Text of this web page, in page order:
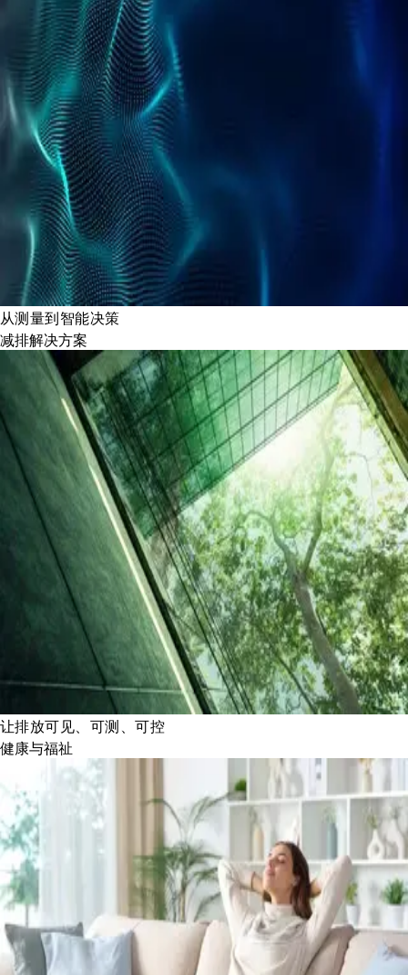
从测量到智能决策
减排解决方案
让排放可见、可测、可控
健康与福祉